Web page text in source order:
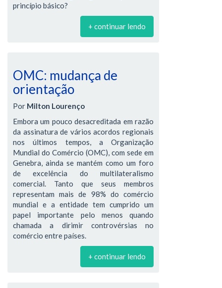
princípio básico?
+ continuar lendo
OMC: mudança de
orientação
Por Milton Lourenço
Embora um pouco desacreditada em razão
da assinatura de vários acordos regionais
nos últimos tempos, a Organização
Mundial do Comércio (OMC), com sede em
Genebra, ainda se mantém como um foro
de excelência do multilateralismo
comercial. Tanto que seus membros
representam mais de 98% do comércio
mundial e a entidade tem cumprido um
papel importante pelo menos quando
chamada a dirimir controvérsias no
comércio entre países.
+ continuar lendo